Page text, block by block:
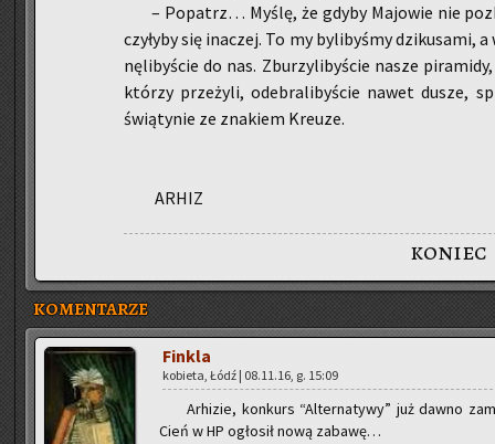
– Po­patrz… Myślę, że gdyby Ma­jo­wie nie
czy­ły­by się ina­czej. To my by­li­by­śmy dzi­ku­sa­mi,
nę­li­by­ście do nas. Zbu­rzy­li­by­ście nasze
któ­rzy prze­ży­li, ode­bra­li­by­ście nawet dusze,
świą­ty­nie ze zna­kiem Kreu­ze.
ARHIZ
koniec
KOMENTARZE
Fin­kla
ko­bie­ta, Łódź | 08.11.16, g. 15:09
Ar­hi­zie, kon­kurs “Al­ter­na­ty­wy” już dawno
Cień w HP ogło­sił nową za­ba­wę…